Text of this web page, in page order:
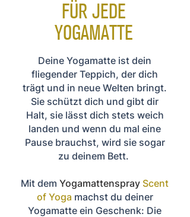
FÜR JEDE
YOGAMATTE
Deine Yogamatte ist dein
fliegender Teppich, der dich
trägt und in neue Welten bringt.
Sie schützt dich und gibt dir
Halt, sie lässt dich stets weich
landen und wenn du mal eine
Pause brauchst, wird sie sogar
zu deinem Bett.
Mit dem Yogamattenspray Scent
of Yoga machst du deiner
Yogamatte ein Geschenk: Die